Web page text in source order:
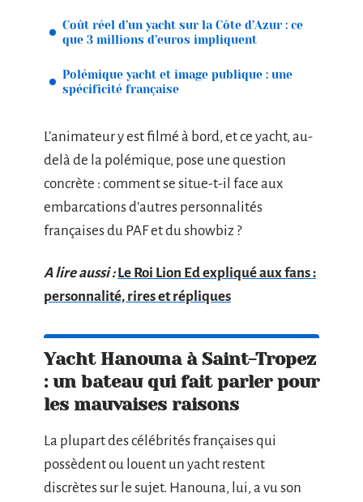
Coût réel d’un yacht sur la Côte d’Azur : ce
que 3 millions d’euros impliquent
Polémique yacht et image publique : une
spécificité française
L’animateur y est filmé à bord, et ce yacht, au-
delà de la polémique, pose une question
concrète : comment se situe-t-il face aux
embarcations d’autres personnalités
françaises du PAF et du showbiz ?
A lire aussi : Le Roi Lion Ed expliqué aux fans :
personnalité, rires et répliques
Yacht Hanouna à Saint-Tropez
: un bateau qui fait parler pour
les mauvaises raisons
La plupart des célébrités françaises qui
possèdent ou louent un yacht restent
discrètes sur le sujet. Hanouna, lui, a vu son